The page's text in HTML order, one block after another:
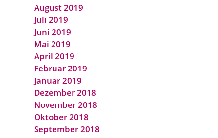
August 2019
Juli 2019
Juni 2019
Mai 2019
April 2019
Februar 2019
Januar 2019
Dezember 2018
November 2018
Oktober 2018
September 2018